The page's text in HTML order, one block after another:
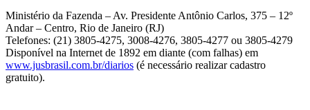
Ministério da Fazenda – Av. Presidente Antônio Carlos, 375 – 12º
Andar – Centro, Rio de Janeiro (RJ)
Telefones: (21) 3805-4275, 3008-4276, 3805-4277 ou 3805-4279
Disponível na Internet de 1892 em diante (com falhas) em
www.jusbrasil.com.br/diarios (é necessário realizar cadastro
gratuito).